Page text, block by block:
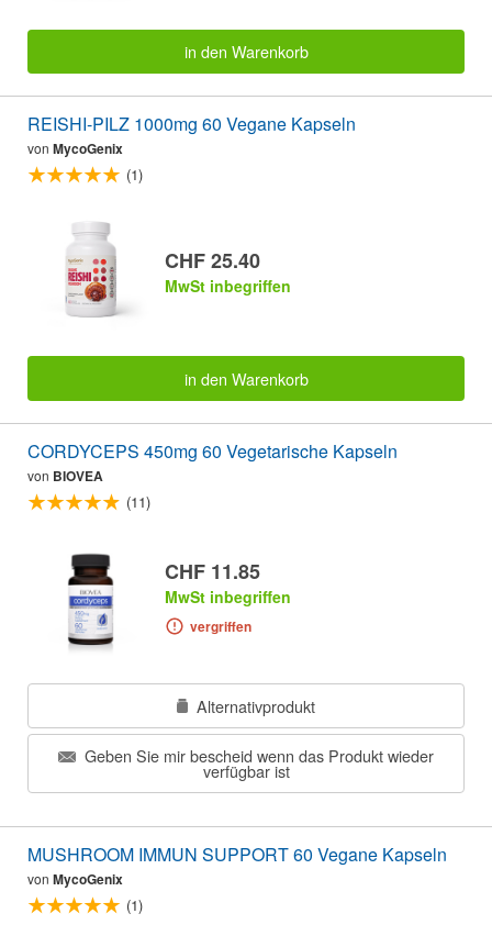
in den Warenkorb
REISHI-PILZ 1000mg 60 Vegane Kapseln
von MycoGenix
(1)
CHF 25.40
MwSt inbegriffen
in den Warenkorb
CORDYCEPS 450mg 60 Vegetarische Kapseln
von BIOVEA
(11)
CHF 11.85
MwSt inbegriffen
vergriffen
Alternativprodukt
Geben Sie mir bescheid wenn das Produkt wieder
verfügbar ist
MUSHROOM IMMUN SUPPORT 60 Vegane Kapseln
von MycoGenix
(1)